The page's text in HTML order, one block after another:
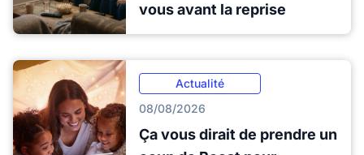
vous avant la reprise
Actualité
08/08/2026
Ça vous dirait de prendre un